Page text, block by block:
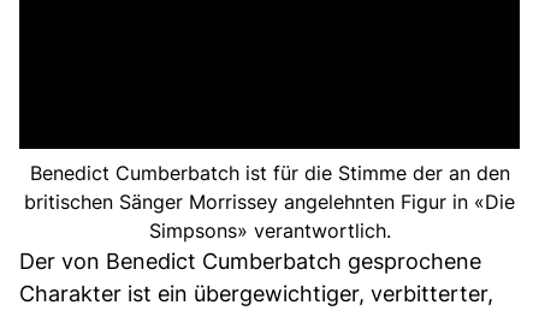
Benedict Cumberbatch ist für die Stimme der an den
britischen Sänger Morrissey angelehnten Figur in «Die
Simpsons» verantwortlich.
Der von Benedict Cumberbatch gesprochene
Charakter ist ein übergewichtiger, verbitterter,